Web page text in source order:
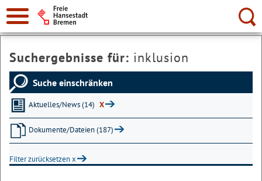
Suche:
Suchergebnisse für: inklusion
Suche einschränken
Aktuelles/News (14) X
Dokumente/Dateien (187)
Filter zurücksetzen x